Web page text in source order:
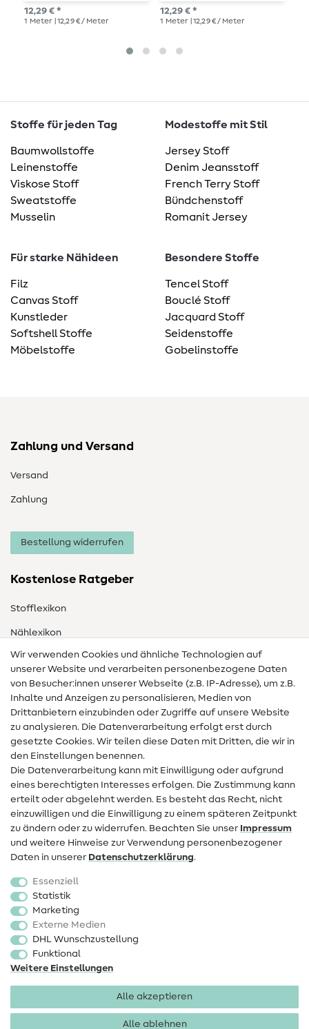
12,29 € *
1 Meter | 12,29 € / Meter
12,29 € *
1 Meter | 12,29 € / Meter
Stoffe für jeden Tag
Baumwollstoffe
Leinenstoffe
Viskose Stoff
Sweatstoffe
Musselin
Modestoffe mit Stil
Jersey Stoff
Denim Jeansstoff
French Terry Stoff
Bündchenstoff
Romanit Jersey
Für starke Nähideen
Filz
Canvas Stoff
Kunstleder
Softshell Stoffe
Möbelstoffe
Besondere Stoffe
Tencel Stoff
Bouclé Stoff
Jacquard Stoff
Seidenstoffe
Gobelinstoffe
Zahlung und Versand
Versand
Zahlung
Bestellung widerrufen
Kostenlose Ratgeber
Stofflexikon
Nählexikon
Nähanleitungen
Hilfe & Kontakt
Kontakt
Infos zum Betreiberwechsel
Widerrufsrecht
Beliebt
Stoffe
Sale
Schnittmuster
Wir verwenden Cookies und ähnliche Technologien auf
unserer Website und verarbeiten personenbezogene Daten
von Besucher:innen unserer Webseite (z.B. IP-Adresse), um z.B.
Inhalte und Anzeigen zu personalisieren, Medien von
Drittanbietern einzubinden oder Zugriffe auf unsere Website
zu analysieren. Die Datenverarbeitung erfolgt erst durch
gesetzte Cookies. Wir teilen diese Daten mit Dritten, die wir in
den Einstellungen benennen.
Die Datenverarbeitung kann mit Einwilligung oder aufgrund
eines berechtigten Interesses erfolgen. Die Zustimmung kann
erteilt oder abgelehnt werden. Es besteht das Recht, nicht
einzuwilligen und die Einwilligung zu einem späteren Zeitpunkt
zu ändern oder zu widerrufen. Beachten Sie unser Impressum
und weitere Hinweise zur Verwendung personenbezogener
Daten in unserer Daten­schutz­erklärung.
Essenziell
Statistik
Marketing
Externe Medien
DHL Wunschzustellung
Funktional
Weitere Einstellungen
Alle akzeptieren
Alle ablehnen
Impressum Datenschutz
AGB